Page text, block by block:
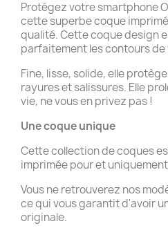
Protégez votre smartphone
cette superbe coque
qualité. Cette coque design
parfaitement les contours
Fine, lisse, solide, elle
rayures et salissures. Elle
vie, ne vous en privez pas !
Une coque unique
Cette collection de coques
imprimée pour et
Vous ne retrouverez nos
ce qui vous garantit d'avoir
originale.